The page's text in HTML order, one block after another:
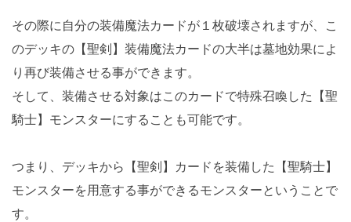
その際に自分の装備魔法カードが１枚破壊されますが、こ
のデッキの【聖剣】装備魔法カードの大半は墓地効果によ
り再び装備させる事ができます。
そして、装備させる対象はこのカードで特殊召喚した【聖
騎士】モンスターにすることも可能です。
つまり、デッキから【聖剣】カードを装備した【聖騎士】
モンスターを用意する事ができるモンスターということで
す。